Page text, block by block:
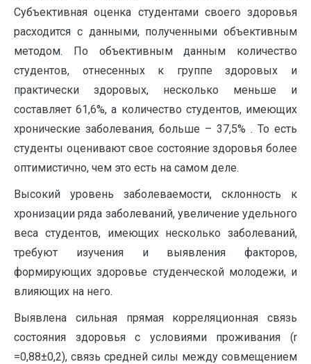
Субъективная оценка студентами своего здоровья
расходится с данными, полученными объективным
методом. По объективным данным количество
студентов, отнесенных к группе здоровых и
практически здоровых, несколько меньше и
составляет 61,6%, а количество студентов, имеющих
хронические заболевания, больше – 37,5% . То есть
студенты оценивают свое состояние здоровья более
оптимистично, чем это есть на самом деле.
Высокий уровень заболеваемости, склонность к
хронизации ряда заболеваний, увеличение удельного
веса студентов, имеющих несколько заболеваний,
требуют изучения и выявления факторов,
формирующих здоровье студенческой молодежи, и
влияющих на него.
Выявлена сильная прямая корреляционная связь
состояния здоровья с условиями проживания (r
=0,88±0,2), связь средней силы между совмещением